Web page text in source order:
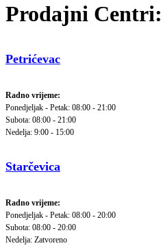
Prodajni Centri:
Petrićevac
Radno vrijeme:
Ponedjeljak - Petak: 08:00 - 21:00
Subota: 08:00 - 21:00
Nedelja: 9:00 - 15:00
Starčevica
Radno vrijeme:
Ponedjeljak - Petak: 08:00 - 20:00
Subota: 08:00 - 20:00
Nedelja: Zatvoreno